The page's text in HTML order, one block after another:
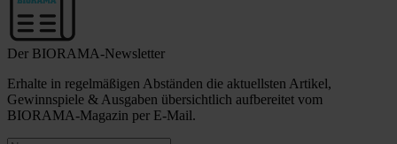
Der BIORAMA-Newsletter
Erhalte in regelmäßigen Abständen die aktuellsten Artikel,
Gewinnspiele & Ausgaben übersichtlich aufbereitet vom
BIORAMA-Magazin per E-Mail.